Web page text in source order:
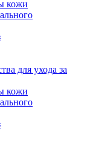
кожи
для ухода за
кожи